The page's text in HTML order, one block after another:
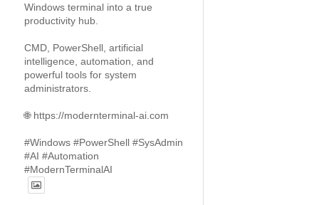
Windows terminal into a true
productivity hub.
CMD, PowerShell, artificial
intelligence, automation, and
powerful tools for system
administrators.
🌐 https://modernterminal-ai.com
#Windows #PowerShell #SysAdmin
#AI #Automation
#ModernTerminalAI